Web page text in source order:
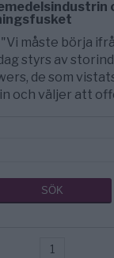
"Vi måste börja
styrs av
de som
och väljer att
1